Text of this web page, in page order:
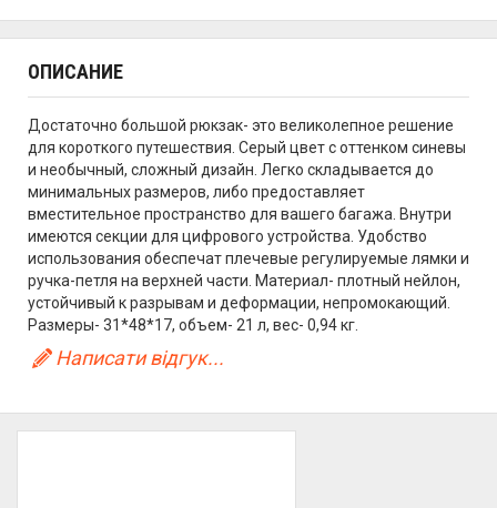
ОПИСАНИЕ
Достаточно большой рюкзак- это великолепное решение
для короткого путешествия. Серый цвет с оттенком синевы
и необычный, сложный дизайн. Легко складывается до
минимальных размеров, либо предоставляет
вместительное пространство для вашего багажа. Внутри
имеются секции для цифрового устройства. Удобство
использования обеспечат плечевые регулируемые лямки и
ручка-петля на верхней части. Материал- плотный нейлон,
устойчивый к разрывам и деформации, непромокающий.
Размеры- 31*48*17, объем- 21 л, вес- 0,94 кг.
Написати відгук...